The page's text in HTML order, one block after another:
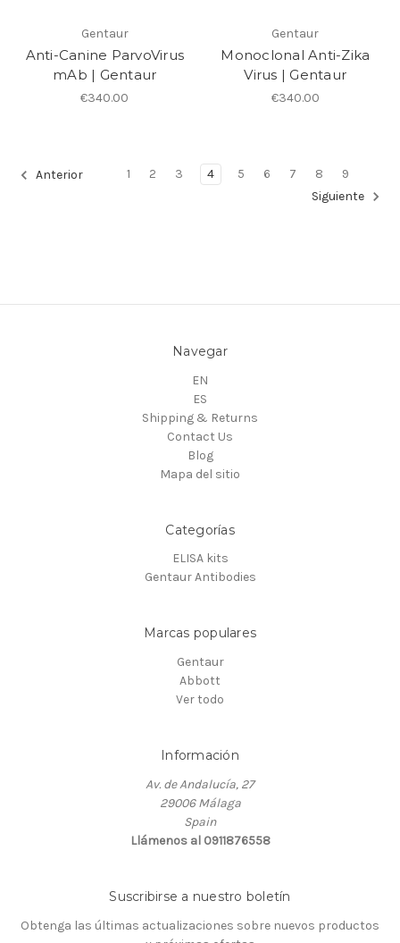
Gentaur
Anti-Canine ParvoVirus
mAb | Gentaur
€340.00
Gentaur
Monoclonal Anti-Zika
Virus | Gentaur
€340.00
Anterior 1 2 3 4 5 6 7 8
9
Siguiente
Navegar
EN
ES
Shipping & Returns
Contact Us
Blog
Mapa del sitio
Categorías
ELISA kits
Gentaur Antibodies
Marcas populares
Gentaur
Abbott
Ver todo
Información
Av. de Andalucía, 27
29006 Málaga
Spain
Llámenos al 0911876558
Suscribirse a nuestro boletín
Obtenga las últimas actualizaciones sobre nuevos productos